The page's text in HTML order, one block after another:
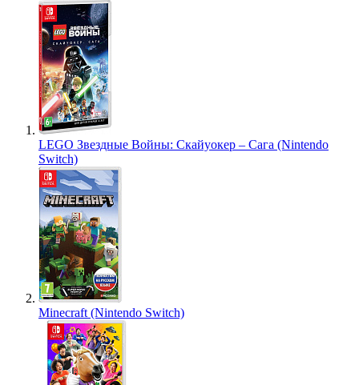
LEGO Звездные Войны: Скайуокер – Сага (Nintendo
Switch)
Minecraft (Nintendo Switch)